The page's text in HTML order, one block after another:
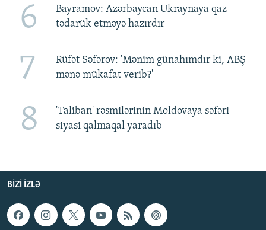
6
Bayramov: Azərbaycan Ukraynaya qaz
tədarük etməyə hazırdır
7
Rüfət Səfərov: 'Mənim günahımdır ki, ABŞ
mənə mükafat verib?'
8
'Taliban' rəsmilərinin Moldovaya səfəri
siyasi qalmaqal yaradıb
BIZI IZLƏ